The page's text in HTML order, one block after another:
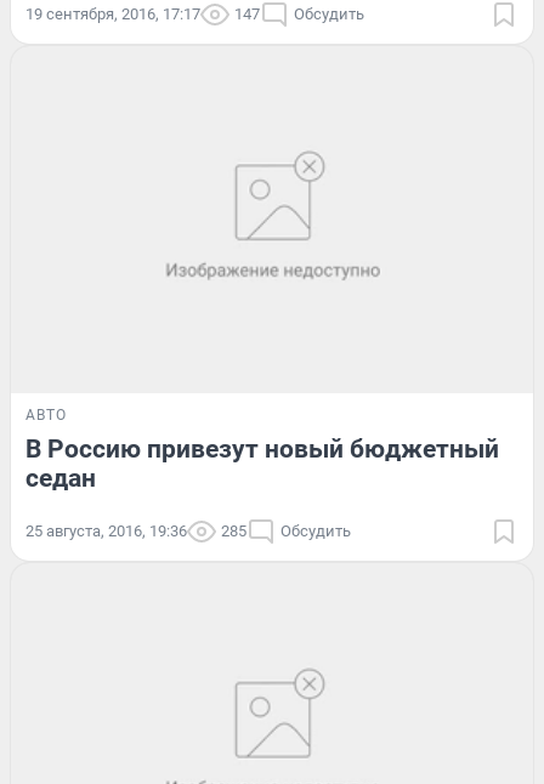
19 сентября, 2016, 17:17 147 Обсудить
АВТО
В Россию привезут новый бюджетный
седан
25 августа, 2016, 19:36 285 Обсудить